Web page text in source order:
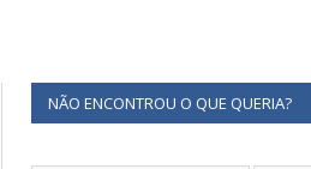
NÃO ENCONTROU O QUE QUERIA?